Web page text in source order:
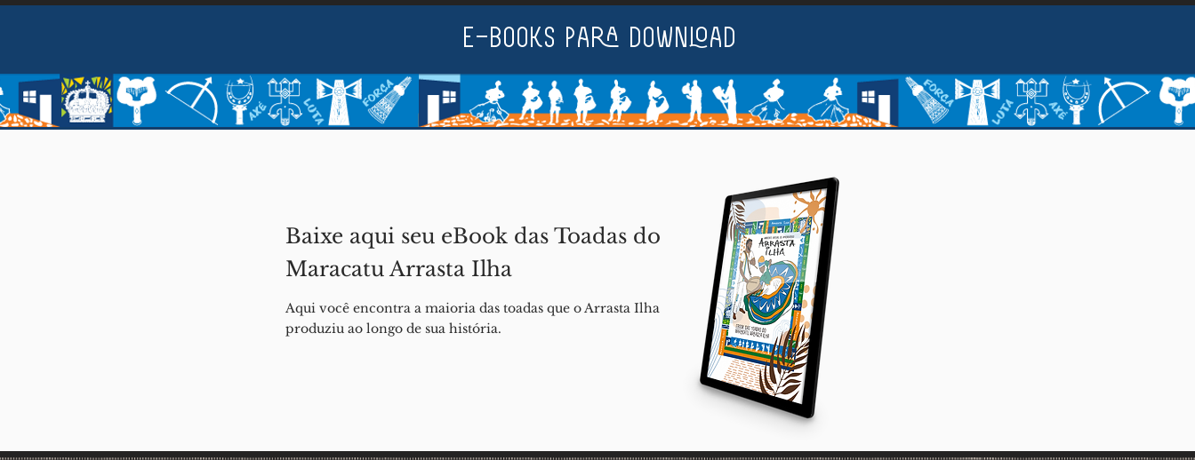
E-books para download
Baixe aqui seu eBook das Toadas do
Maracatu Arrasta Ilha
Aqui você encontra a maioria das toadas que o Arrasta Ilha
produziu ao longo de sua história.